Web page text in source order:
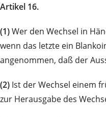
Artikel 16.
(1)Wer den Wechsel in
wenn das letzte ein
angenommen, daß der
(2) Ist der Wechsel einem
zur Herausgabe des